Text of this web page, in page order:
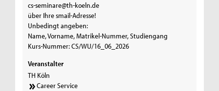
cs-seminare@th-koeln.de
über Ihre smail-Adresse!
Unbedingt angeben:
Name, Vorname, Matrikel-Nummer, Studiengang
Kurs-Nummer: CS/WU/16_06_2026
Veranstalter
TH Köln
Career Service